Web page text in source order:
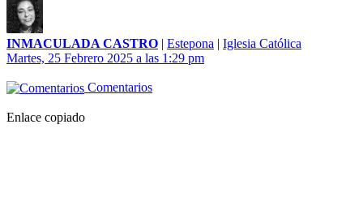
INMACULADA CASTRO | Estepona | Iglesia Católica
Martes, 25 Febrero 2025 a las 1:29 pm
Comentarios
Enlace copiado